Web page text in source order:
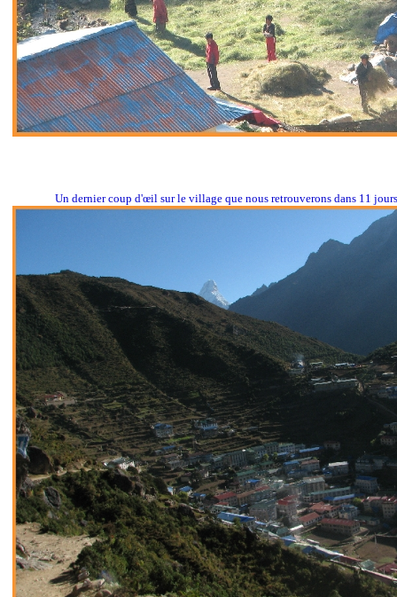
Un dernier coup d'œil sur le village que nous retrouverons dans 11